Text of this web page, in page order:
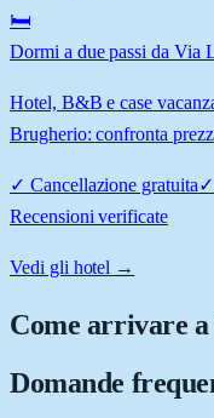
🛏️
Dormi a due passi da Via
Hotel, B&B e case
Brugherio: confronta
✓ Cancellazione gratuita✓
Recensioni verificate
Vedi gli hotel →
Come arrivare
Domande